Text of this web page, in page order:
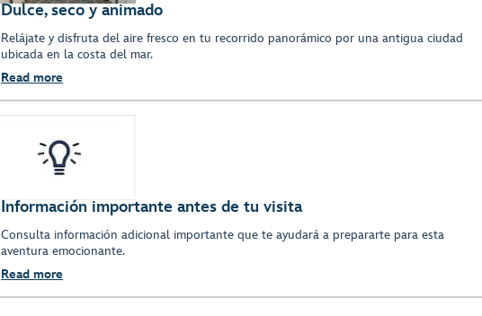
Dulce, seco y animado
Relájate y disfruta del aire fresco en tu recorrido panorámico por una antigua ciudad
ubicada en la costa del mar.
Read more
Información importante antes de tu visita
Consulta información adicional importante que te ayudará a prepararte para esta
aventura emocionante.
Read more